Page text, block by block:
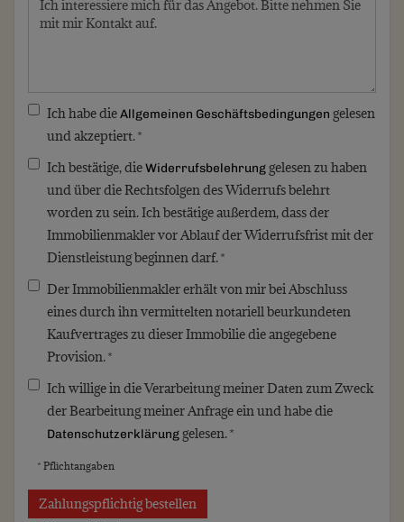
Ich habe dieAllgemeinen Geschäftsbedingungen gelesen
und akzeptiert. *
Ich bestätige, dieWiderrufsbelehrunggelesen zu haben
und über die Rechtsfolgen des Widerrufs belehrt
worden zu sein. Ich bestätige außerdem, dass der
Immobilienmakler vor Ablauf der Widerrufsfrist mit der
Dienstleistung beginnen darf. *
Der Immobilienmakler erhält von mir bei Abschluss
eines durch ihn vermittelten notariell beurkundeten
Kaufvertrages zu dieser Immobilie die angegebene
Provision. *
Ich willige in die Verarbeitung meiner Daten zum Zweck
der Bearbeitung meiner Anfrage ein und habe die
Datenschutzerklärunggelesen. *
* Pflichtangaben
Zahlungspflichtig bestellen